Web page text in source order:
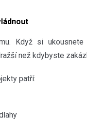
Když si
než kdybyste
patří: